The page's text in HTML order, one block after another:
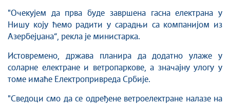
"Очекујем да прва буде завршена гасна електрана у
Нишу коју ћемо радити у сарадњи са компанијом из
Азербејџана“, рекла је министарка.
Истовремено, држава планира да додатно улаже у
соларне електране и ветропаркове, а значајну улогу у
томе имаће Електропривреда Србије.
"Сведоци смо да се одређене ветроелектране налазе на